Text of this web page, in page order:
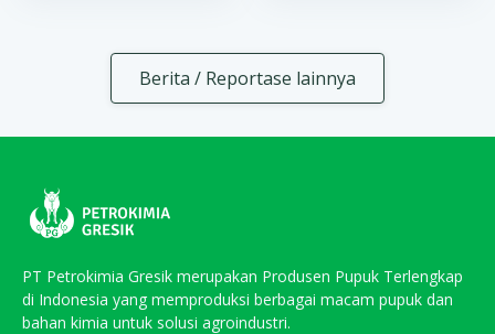
Berita / Reportase lainnya
PT Petrokimia Gresik merupakan Produsen Pupuk Terlengkap
di Indonesia yang memproduksi berbagai macam pupuk dan
bahan kimia untuk solusi agroindustri.